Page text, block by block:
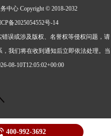
中心 Copyright © 2018-2032
备2025054552号-14
误或涉及版权、名誉权等侵权问题，请
，我们将在收到通知后立即依法处理。当
08-10T12:05:02+00:00
400-992-3692